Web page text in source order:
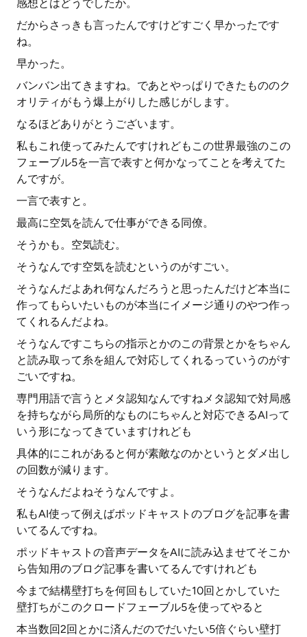
感想とはどうでしたか。
だからさっきも言ったんですけどすごく早かったです
ね。
早かった。
バンバン出てきますね。であとやっぱりできたもののク
オリティがもう爆上がりした感じがします。
なるほどありがとうございます。
私もこれ使ってみたんですけれどもこの世界最強のこの
フェーブル5を一言で表すと何かなってことを考えてた
んですが。
一言で表すと。
最高に空気を読んで仕事ができる同僚。
そうかも。空気読む。
そうなんです空気を読むというのがすごい。
そうなんだよあれ何なんだろうと思ったんだけど本当に
作ってもらいたいものが本当にイメージ通りのやつ作っ
てくれるんだよね。
そうなんですこちらの指示とかのこの背景とかをちゃん
と読み取って糸を組んで対応してくれるっていうのがす
ごいですね。
専門用語で言うとメタ認知なんですねメタ認知で対局感
を持ちながら局所的なものにちゃんと対応できるAIって
いう形になってきていますけれども
具体的にこれがあると何が素敵なのかというとダメ出し
の回数が減ります。
そうなんだよねそうなんですよ。
私もAI使って例えばポッドキャストのブログを記事を書
いてるんですね。
ポッドキャストの音声データをAIに読み込ませてそこか
ら告知用のブログ記事を書いてるんですけれども
今まで結構壁打ちを何回もしていた10回とかしていた
壁打ちがこのクロードフェーブル5を使ってやると
本当数回2回とかに済んだのでだいたい5倍ぐらい壁打